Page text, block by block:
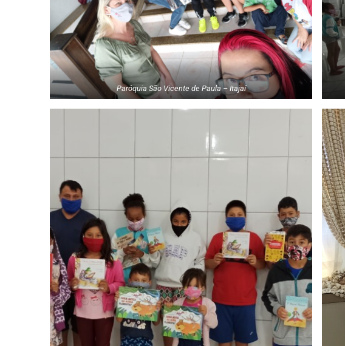
Paróquia São Vicente de Paula – Itajaí